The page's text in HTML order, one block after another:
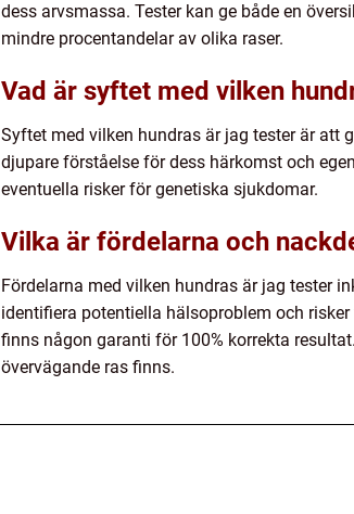
dess arvsmassa. Tester kan ge både en
mindre procentandelar av olika raser.
Vad är syftet med vilken
Syftet med vilken hundras är jag tester är att
djupare förståelse för dess härkomst och
eventuella risker för genetiska sjukdomar.
Vilka är fördelarna och
Fördelarna med vilken hundras är jag tester
identifiera potentiella hälsoproblem och
finns någon garanti för 100% korrekta
övervägande ras finns.